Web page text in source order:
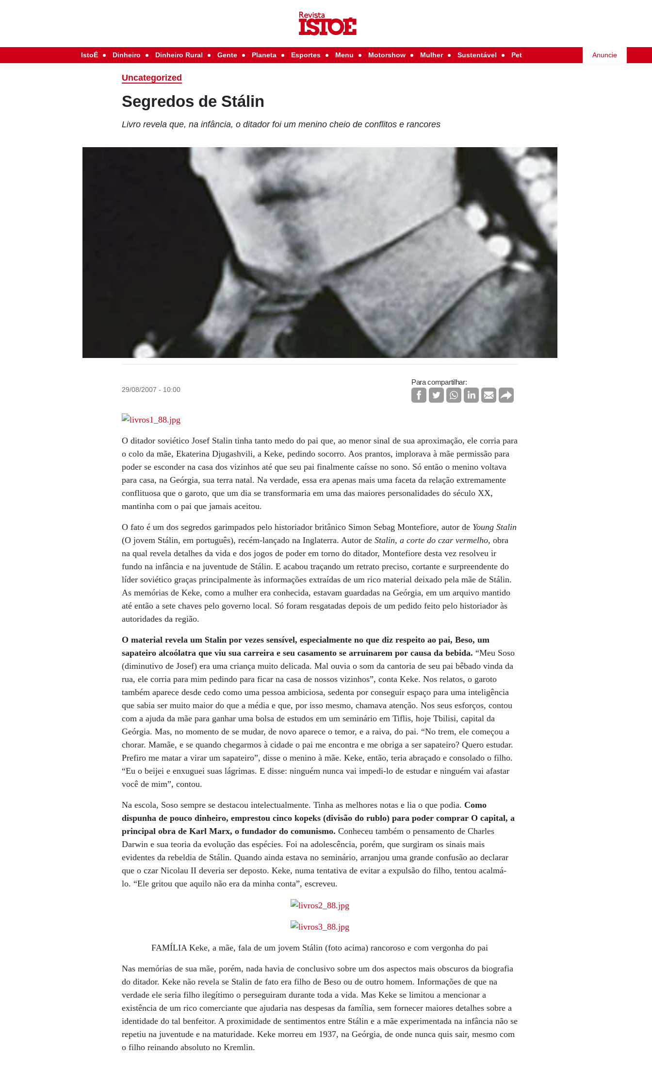
IstoÉ Dinheiro Dinheiro Rural Gente Planeta Esportes Menu Motorshow Mulher Sustentável Pet Anuncie
Uncategorized
Segredos de Stálin
Livro revela que, na infância, o ditador foi um menino cheio de conflitos e rancores
29/08/2007 - 10:00
Para compartilhar:
O ditador soviético Josef Stalin tinha tanto medo do pai que, ao menor sinal de sua aproximação, ele corria para
o colo da mãe, Ekaterina Djugashvili, a Keke, pedindo socorro. Aos prantos, implorava à mãe permissão para
poder se esconder na casa dos vizinhos até que seu pai finalmente caísse no sono. Só então o menino voltava
para casa, na Geórgia, sua terra natal. Na verdade, essa era apenas mais uma faceta da relação extremamente
conflituosa que o garoto, que um dia se transformaria em uma das maiores personalidades do século XX,
mantinha com o pai que jamais aceitou.
O fato é um dos segredos garimpados pelo historiador britânico Simon Sebag Montefiore, autor de Young Stalin
(O jovem Stálin, em português), recém-lançado na Inglaterra. Autor deStalin, a corte do czar vermelho, obra
na qual revela detalhes da vida e dos jogos de poder em torno do ditador, Montefiore desta vez resolveu ir
fundo na infância e na juventude de Stálin. E acabou traçando um retrato preciso, cortante e surpreendente do
líder soviético graças principalmente às informações extraídas de um rico material deixado pela mãe de Stálin.
As memórias de Keke, como a mulher era conhecida, estavam guardadas na Geórgia, em um arquivo mantido
até então a sete chaves pelo governo local. Só foram resgatadas depois de um pedido feito pelo historiador às
autoridades da região.
O material revela um Stalin por vezes sensível, especialmente no que diz respeito ao pai, Beso, um
sapateiro alcoólatra que viu sua carreira e seu casamento se arruinarem por causa da bebida. “Meu Soso
(diminutivo de Josef) era uma criança muito delicada. Mal ouvia o som da cantoria de seu pai bêbado vinda da
rua, ele corria para mim pedindo para ficar na casa de nossos vizinhos”, conta Keke. Nos relatos, o garoto
também aparece desde cedo como uma pessoa ambiciosa, sedenta por conseguir espaço para uma inteligência
que sabia ser muito maior do que a média e que, por isso mesmo, chamava atenção. Nos seus esforços, contou
com a ajuda da mãe para ganhar uma bolsa de estudos em um seminário em Tiflis, hoje Tbilisi, capital da
Geórgia. Mas, no momento de se mudar, de novo aparece o temor, e a raiva, do pai. “No trem, ele começou a
chorar. Mamãe, e se quando chegarmos à cidade o pai me encontra e me obriga a ser sapateiro? Quero estudar.
Prefiro me matar a virar um sapateiro”, disse o menino à mãe. Keke, então, teria abraçado e consolado o filho.
“Eu o beijei e enxuguei suas lágrimas. E disse: ninguém nunca vai impedi-lo de estudar e ninguém vai afastar
você de mim”, contou.
Na escola, Soso sempre se destacou intelectualmente. Tinha as melhores notas e lia o que podia. Como
dispunha de pouco dinheiro, emprestou cinco kopeks (divisão do rublo) para poder comprar O capital, a
principal obra de Karl Marx, o fundador do comunismo.Conheceu também o pensamento de Charles
Darwin e sua teoria da evolução das espécies. Foi na adolescência, porém, que surgiram os sinais mais
evidentes da rebeldia de Stálin. Quando ainda estava no seminário, arranjou uma grande confusão ao declarar
que o czar Nicolau II deveria ser deposto. Keke, numa tentativa de evitar a expulsão do filho, tentou acalmá-
lo. “Ele gritou que aquilo não era da minha conta”, escreveu.
FAMÍLIA Keke, a mãe, fala de um jovem Stálin (foto acima) rancoroso e com vergonha do pai
Nas memórias de sua mãe, porém, nada havia de conclusivo sobre um dos aspectos mais obscuros da biografia
do ditador. Keke não revela se Stalin de fato era filho de Beso ou de outro homem. Informações de que na
verdade ele seria filho ilegítimo o perseguiram durante toda a vida. Mas Keke se limitou a mencionar a
existência de um rico comerciante que ajudaria nas despesas da família, sem fornecer maiores detalhes sobre a
identidade do tal benfeitor. A proximidade de sentimentos entre Stálin e a mãe experimentada na infância não se
repetiu na juventude e na maturidade. Keke morreu em 1937, na Geórgia, de onde nunca quis sair, mesmo com
o filho reinando absoluto no Kremlin.